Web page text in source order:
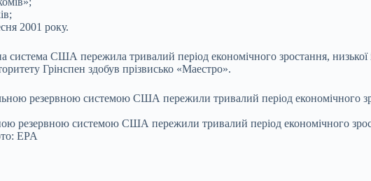
2001 року.
США пережила тривалий період економічного зростання, низької
Грінспен здобув прізвисько «Маестро».
резервною системою США пережили тривалий період економічного
EPA